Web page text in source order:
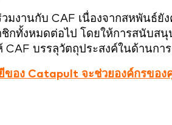
งานกับ CAF เนื่องจากสหพันธ์ยั
กทั้งหมดต่อไป โดยให้การสนับสนุ
บรรลุวัตถุประสงค์ในด้านกา
ของ Catapult จะช่วยองค์กรขอ